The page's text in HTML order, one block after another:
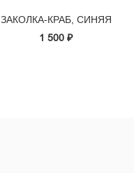
ЗАКОЛКА-КРАБ, СИНЯЯ
1 500 ₽